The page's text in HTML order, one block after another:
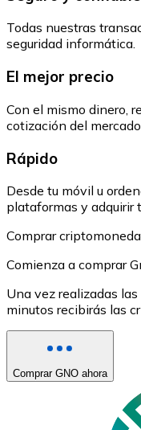
Todas nuestras
seguridad informática.
El mejor precio
Con el mismo dinero,
cotización del mercado.
Rápido
Desde tu móvil u
plataformas y adquirir
Comprar
Comienza a comprar
Una vez realizadas
minutos recibirás las
Comprar GNO ahora